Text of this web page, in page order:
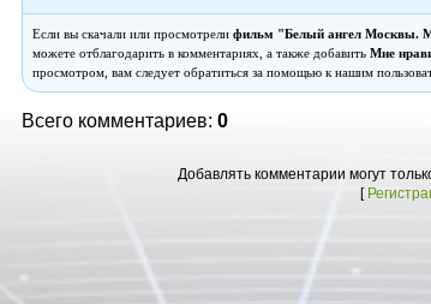
Если вы скачали или просмотрели фильм "Белый ангел Москвы.
можете отблагодарить в комментариях, а также добавить Мне
просмотром, вам следует обратиться за помощью к нашим
Всего комментариев: 0
Добавлять комментарии могут
[